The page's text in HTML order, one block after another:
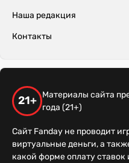
Наша редакция
Контакты
21+
Материалы сайта
года (21+)
Сайт Fanday не проводит
виртуальные деньги, а
какой форме оплату